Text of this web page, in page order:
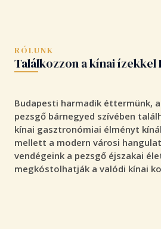
RÓLUNK
Találkozzon a kínai ízekkel
Budapesti harmadik éttermünk,
pezsgő bárnegyed szívében
kínai gasztronómiai élményt
mellett a modern városi
vendégeink a pezsgő éjszakai
megkóstolhatják a valódi kínai